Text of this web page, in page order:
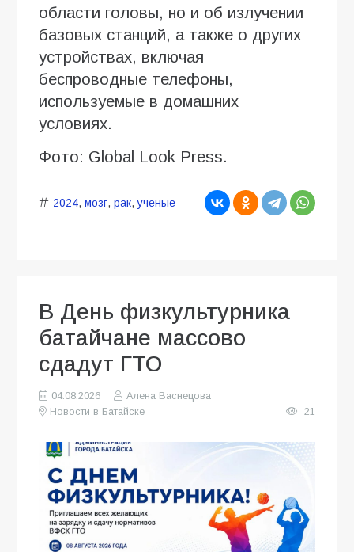
области головы, но и об излучении
базовых станций, а также о других
устройствах, включая
беспроводные телефоны,
используемые в домашних
условиях.
Фото: Global Look Press.
2024, мозг, рак,ученые
В День физкультурника
батайчане массово
сдадут ГТО
04.08.2026
Алена Васнецова
Новости в Батайске
21